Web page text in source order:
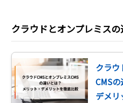
クラウドとオンプレミス
クラウ
CMS
デメリ